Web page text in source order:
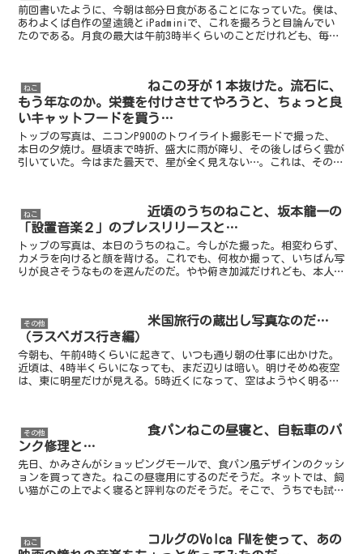
前回書いたように、今朝は部分日食があることになっていた。僕は、
あわよくば自作の望遠鏡とiPadminiで、これを撮ろうと目論んでい
たのである。月食の最大は午前3時半くらいのことだけれども、毎朝
ねこ
ねこの牙が１本抜けた。流石に、
もう年なのか。栄養を付けさせてやろうと、ちょっと良
いキャットフードを買う…
トップの写真は、ニコンP900のトワイライト撮影モードで撮った、
本日の夕焼け。昼頃まで時折、盛大に雨が降り、その後しばらく雲が
引いていた。今はまた曇天で、星が全く見えない…。これは、その狭
ねこ
近頃のうちのねこと、坂本龍一の
「設置音楽２」のプレスリリースと…
トップの写真は、本日のうちのねこ。今しがた撮った。相変わらず、
カメラを向けると顔を背ける。これでも、何枚か撮って、いちばん写
りが良さそうなものを選んだのだ。やや俯き加減だけれども、本人
その他
米国旅行の蔵出し写真なのだ…
（ラスベガス行き編）
今朝も、午前4時くらいに起きて、いつも通り朝の仕事に出かけた。
近頃は、4時半くらいになっても、まだ辺りは暗い。明けそめぬ夜空
は、東に明星だけが見える。5時近くになって、空はようやく明るく
その他
食パンねこの昼寝と、自転車のパ
ンク修理と…
先日、かみさんがショッピングモールで、食パン風デザインのクッシ
ョンを買ってきた。ねこの昼寝用にするのだそうだ。ネットでは、飼
い猫がこの上でよく寝ると評判なのだそうだ。そこで、うちでも試し
ねこ
コルグのVolca FMを使って、あの